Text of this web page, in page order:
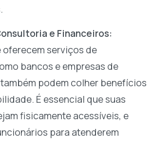
e Financeiros:
oferecem serviços de
bancos e empresas de
podem colher benefícios
É essencial que suas
fisicamente acessíveis, e
para atenderem